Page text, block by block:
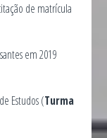
de matrícula
em 2019
Estudos (Turma